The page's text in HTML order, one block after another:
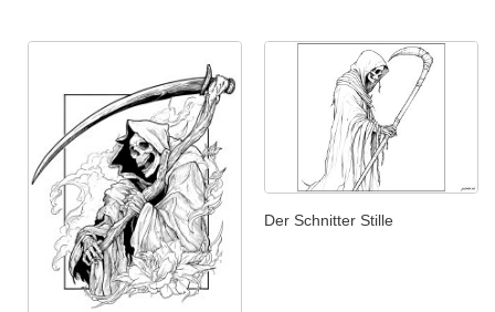
Der Schnitter Stille